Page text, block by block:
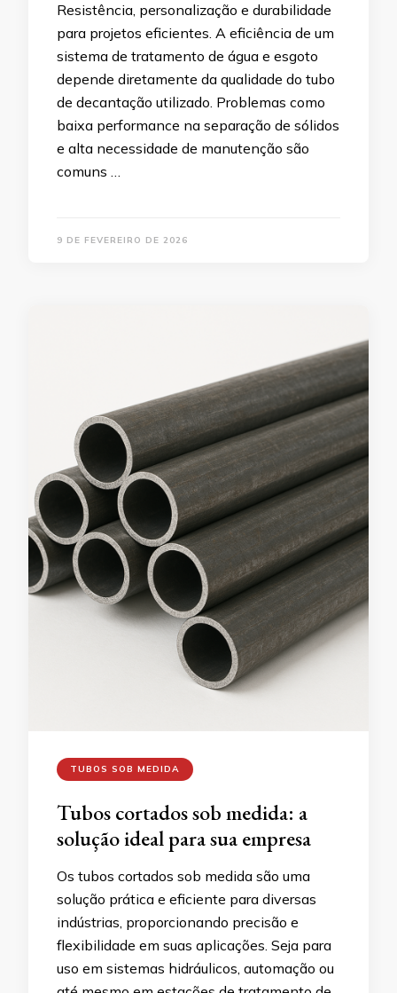
Resistência, personalização e durabilidade
para projetos eficientes. A eficiência de um
sistema de tratamento de água e esgoto
depende diretamente da qualidade do tubo
de decantação utilizado. Problemas como
baixa performance na separação de sólidos
e alta necessidade de manutenção são
comuns …
9 DE FEVEREIRO DE 2026
TUBOS SOB MEDIDA
Tubos cortados sob medida: a
solução ideal para sua empresa
Os tubos cortados sob medida são uma
solução prática e eficiente para diversas
indústrias, proporcionando precisão e
flexibilidade em suas aplicações. Seja para
uso em sistemas hidráulicos, automação ou